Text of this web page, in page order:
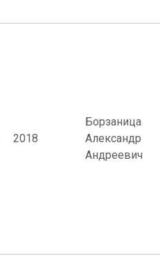
2018
Борзаница
Александр
Андреевич